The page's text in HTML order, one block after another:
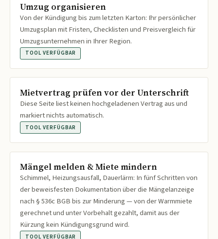
Umzug organisieren
Von der Kündigung bis zum letzten Karton: Ihr persönlicher
Umzugsplan mit Fristen, Checklisten und Preisvergleich für
Umzugsunternehmen in Ihrer Region.
TOOL VERFÜGBAR
Mietvertrag prüfen vor der Unterschrift
Diese Seite liest keinen hochgeladenen Vertrag aus und
markiert nichts automatisch.
TOOL VERFÜGBAR
Mängel melden & Miete mindern
Schimmel, Heizungsausfall, Dauerlärm: In fünf Schritten von
der beweisfesten Dokumentation über die Mängelanzeige
nach § 536c BGB bis zur Minderung — von der Warmmiete
gerechnet und unter Vorbehalt gezahlt, damit aus der
Kürzung kein Kündigungsgrund wird.
TOOL VERFÜGBAR